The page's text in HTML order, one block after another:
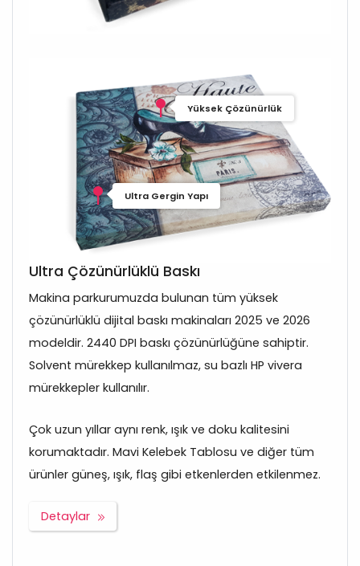
Yüksek Çözünürlük
Ultra Gergin Yapı
Ultra Çözünürlüklü Baskı
Makina parkurumuzda bulunan tüm yüksek
çözünürlüklü dijital baskı makinaları 2025 ve 2026
modeldir. 2440 DPI baskı çözünürlüğüne sahiptir.
Solvent mürekkep kullanılmaz, su bazlı HP vivera
mürekkepler kullanılır.
Çok uzun yıllar aynı renk, ışık ve doku kalitesini
korumaktadır. Mavi Kelebek Tablosu ve diğer tüm
ürünler güneş, ışık, flaş gibi etkenlerden etkilenmez.
Detaylar